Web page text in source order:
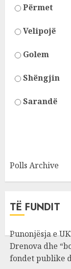
Përmet
Velipojë
Golem
Shëngjin
Sarandë
Polls Archive
TË FUNDIT
Punonjësja e
Drenova dhe
fondet publike